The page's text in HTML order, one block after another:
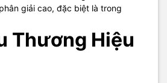
giải cao, đặc biệt là trong
Thương Hiệu
cung cấp giải pháp công nghệ uy tín
cung cấp đa dạng sản phẩm:
chủ - Server
tương tác